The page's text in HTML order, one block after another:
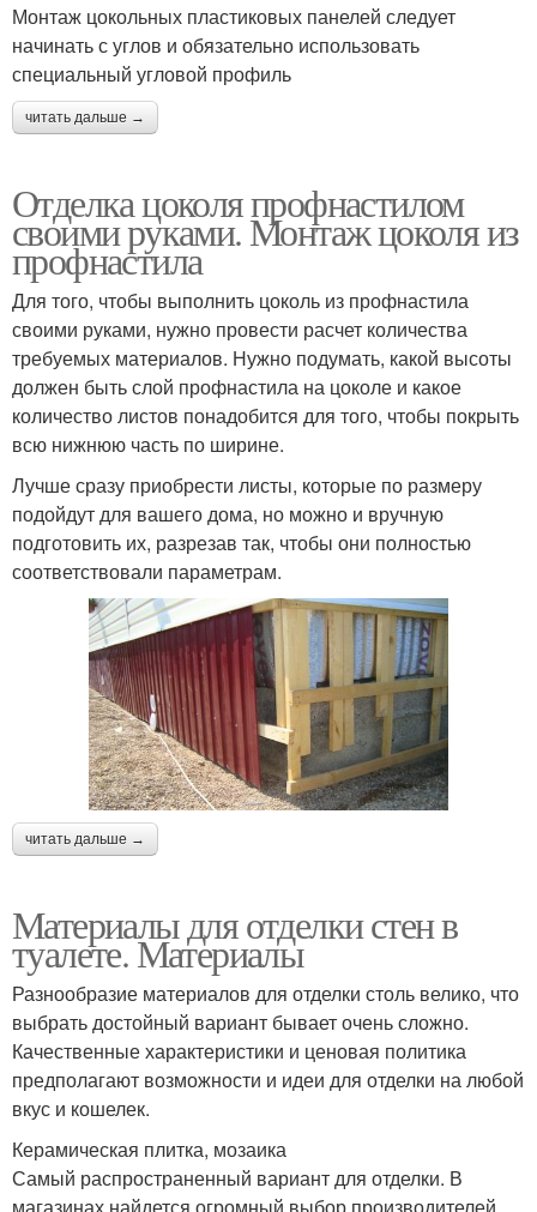
Монтаж цокольных пластиковых панелей следует
начинать с углов и обязательно использовать
специальный угловой профиль
читать дальше →
Отделка цоколя профнастилом
своими руками. Монтаж цоколя из
профнастила
Для того, чтобы выполнить цоколь из профнастила
своими руками, нужно провести расчет количества
требуемых материалов. Нужно подумать, какой высоты
должен быть слой профнастила на цоколе и какое
количество листов понадобится для того, чтобы покрыть
всю нижнюю часть по ширине.
Лучше сразу приобрести листы, которые по размеру
подойдут для вашего дома, но можно и вручную
подготовить их, разрезав так, чтобы они полностью
соответствовали параметрам.
читать дальше →
Материалы для отделки стен в
туалете. Материалы
Разнообразие материалов для отделки столь велико, что
выбрать достойный вариант бывает очень сложно.
Качественные характеристики и ценовая политика
предполагают возможности и идеи для отделки на любой
вкус и кошелек.
Керамическая плитка, мозаика
Самый распространенный вариант для отделки. В
магазинах найдется огромный выбор производителей,